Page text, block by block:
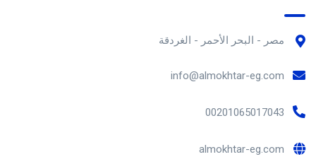
مصر - البحر الأحمر - الغردقة
info@almokhtar-eg.com
00201065017043
almokhtar-eg.com